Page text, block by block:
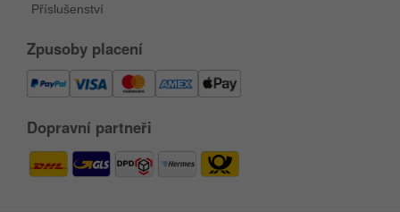
Příslušenství
Zpusoby placení
Dopravní partneři